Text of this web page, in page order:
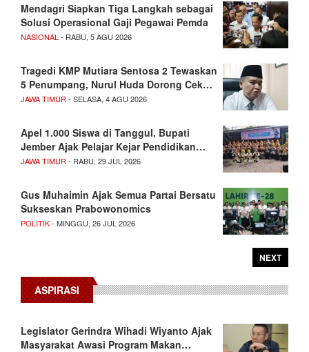
Mendagri Siapkan Tiga Langkah sebagai
Solusi Operasional Gaji Pegawai Pemda
NASIONAL - RABU, 5 AGU 2026
Tragedi KMP Mutiara Sentosa 2 Tewaskan
5 Penumpang, Nurul Huda Dorong Cek…
JAWA TIMUR - SELASA, 4 AGU 2026
Apel 1.000 Siswa di Tanggul, Bupati
Jember Ajak Pelajar Kejar Pendidikan…
JAWA TIMUR - RABU, 29 JUL 2026
Gus Muhaimin Ajak Semua Partai Bersatu
Sukseskan Prabowonomics
POLITIK- MINGGU, 26 JUL 2026
NEXT
ASPIRASI
Legislator Gerindra Wihadi Wiyanto Ajak
Masyarakat Awasi Program Makan…